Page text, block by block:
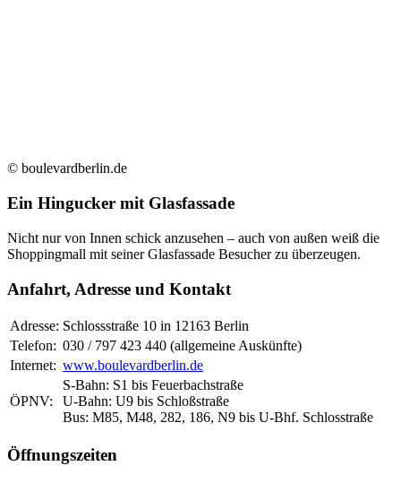
© boulevardberlin.de
Ein Hingucker mit Glasfassade
Nicht nur von Innen schick anzusehen – auch von außen weiß die
Shoppingmall mit seiner Glasfassade Besucher zu überzeugen.
Anfahrt, Adresse und Kontakt
Adresse: Schlossstraße 10 in 12163 Berlin
Telefon: 030 / 797 423 440 (allgemeine Auskünfte)
Internet: www.boulevardberlin.de
ÖPNV:
S-Bahn: S1 bis Feuerbachstraße
U-Bahn: U9 bis Schloßstraße
Bus: M85, M48, 282, 186, N9 bis U-Bhf. Schlosstraße
Öffnungszeiten